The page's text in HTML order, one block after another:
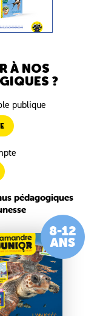
À NOS
?
publique
pédagogiques